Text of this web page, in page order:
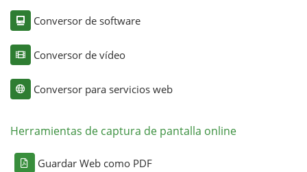
Conversor de software
Conversor de vídeo
Conversor para servicios web
Herramientas de captura de pantalla online
Guardar Web como PDF